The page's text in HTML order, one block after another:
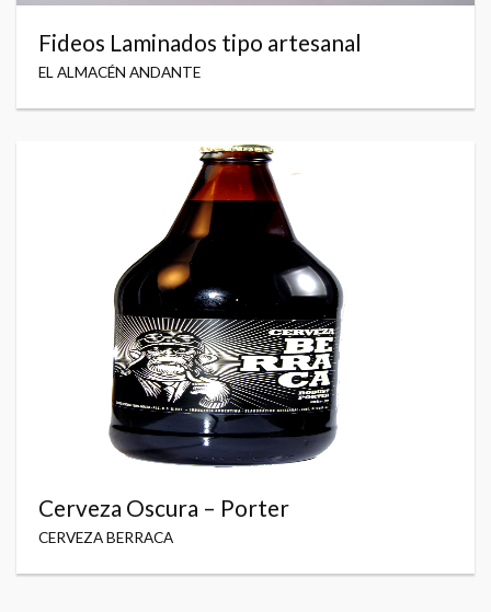
Fideos Laminados tipo artesanal
EL ALMACÉN ANDANTE
Cerveza Oscura – Porter
CERVEZA BERRACA